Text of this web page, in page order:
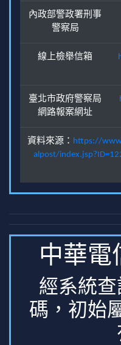
內政部警政署刑事
警察局
線上檢舉信箱
臺北市政府警察局
網路報案網址
資料來源： https://
alpost/
中華電
經系統
碼，初始